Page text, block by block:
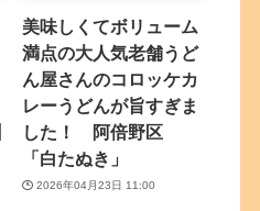
美味しくてボリューム
満点の大人気老舗うど
ん屋さんのコロッケカ
レーうどんが旨すぎま
した！ 阿倍野区
「白たぬき」
2026年04月23日 11:00